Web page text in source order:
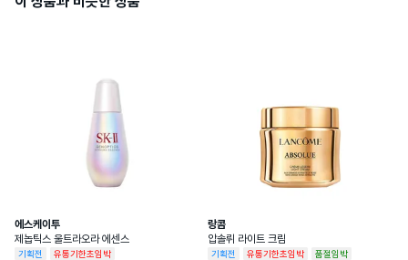
사용기한또는개봉후사용기간
제품으로 발송, 사용기한 12개월 미만 제품
의 경우 제조일자 별도 표기
화장품제조업자및화장품책임판매업자 Estee Lauder Companies
에스케이투
제놉틱스 울트라오라 에센스
기획전 유통기한초임박
랑콤
압솔뤼 라이트 크림
기획전 유통기한초임박 품절임박